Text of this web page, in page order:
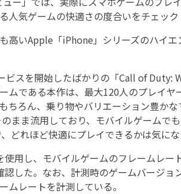
人気ゲームの快適さの度合いをチェック
高いApple「iPhone」シリーズのハイ
スを開始したばかりの「Call of Duty:
ムである本作は、最大120人のプレイヤ
ちろん、乗り物やバリエーション豊か
まま流用しており、モバイルゲームで
どれほど快適にプレイできるかは気にな
用し、モバイルゲームのフレームレー
認した。なお、計測時のゲームバージョ
ムレートを計測している。